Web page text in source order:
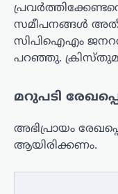
സമീപനങ്ങൾ
സിപിഐഎം
പറഞ്ഞു.
മറുപടി
അഭിപ്രായം
ആയിരിക്കണം.